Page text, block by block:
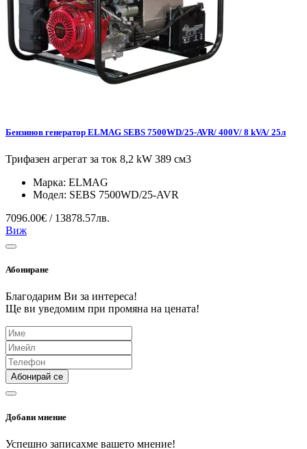
Бензинов генератор ELMAG SEBS 7500WD/25-AVR/ 400V/ 8 kVA/ 25л
Трифазен агрегат за ток 8,2 kW 389 см3
Марка: ELMAG
Модел: SEBS 7500WD/25-AVR
7096.00€ / 13878.57лв.
Виж
Абониране
Благодарим Ви за интереса!
Ще ви уведомим при промяна на цената!
Абонирай се
Добави мнение
Успешно записахме вашето мнение!